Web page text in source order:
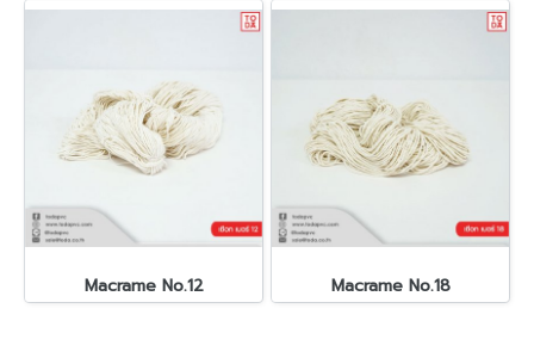
Macrame No.12 Macrame No.18